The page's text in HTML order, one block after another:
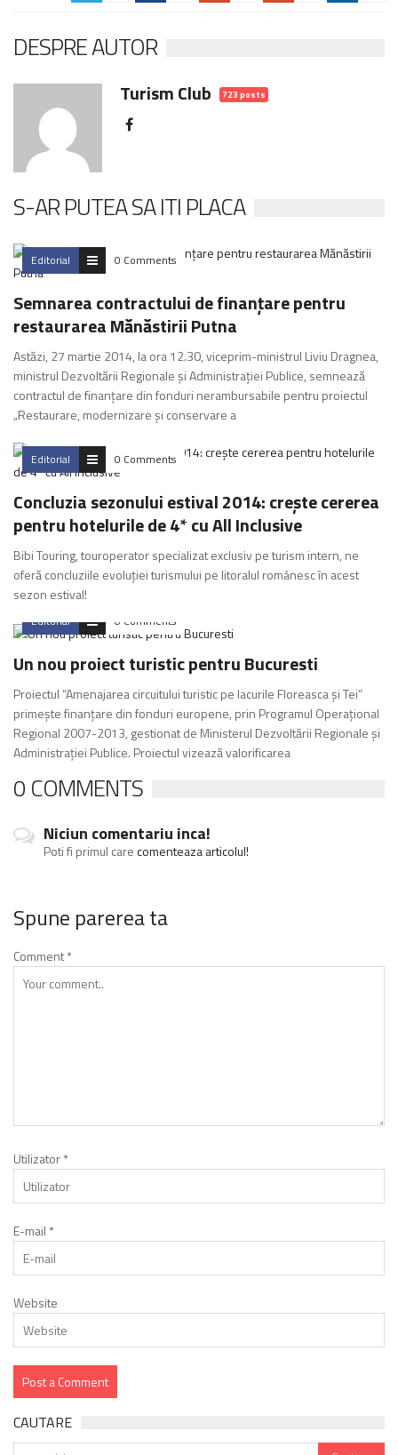
DESPRE AUTOR
Turism Club 723 posts
S-AR PUTEA SA ITI PLACA
Editorial 0 Comments
Semnarea contractului de finanţare pentru
restaurarea Mănăstirii Putna
Astăzi, 27 martie 2014, la ora 12.30, viceprim-ministrul Liviu Dragnea,
ministrul Dezvoltării Regionale şi Administraţiei Publice, semnează
contractul de finanţare din fonduri nerambursabile pentru proiectul
„Restaurare, modernizare şi conservare a
Editorial 0 Comments
Concluzia sezonului estival 2014: creşte cererea
pentru hotelurile de 4* cu All Inclusive
Bibi Touring, touroperator specializat exclusiv pe turism intern, ne
oferă concluziile evoluției turismului pe litoralul românesc în acest
sezon estival!
Editorial 0 Comments
Un nou proiect turistic pentru Bucuresti
Proiectul “Amenajarea circuitului turistic pe lacurile Floreasca și Tei”
primește finanțare din fonduri europene, prin Programul Operaţional
Regional 2007-2013, gestionat de Ministerul Dezvoltării Regionale și
Administrației Publice. Proiectul vizează valorificarea
0 COMMENTS
Niciun comentariu inca!
Poti fi primul carecomenteaza articolul!
Spune parerea ta
Comment*
Utilizator*
E-mail *
Website
CAUTARE